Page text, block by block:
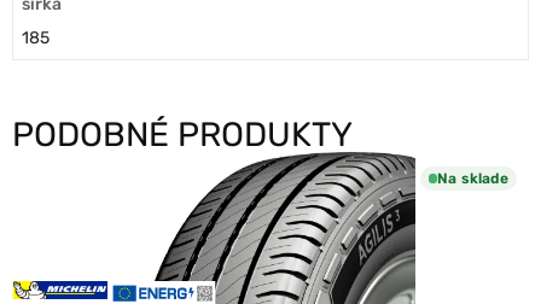
185
PODOBNÉ PRODUKTY
Na sklade